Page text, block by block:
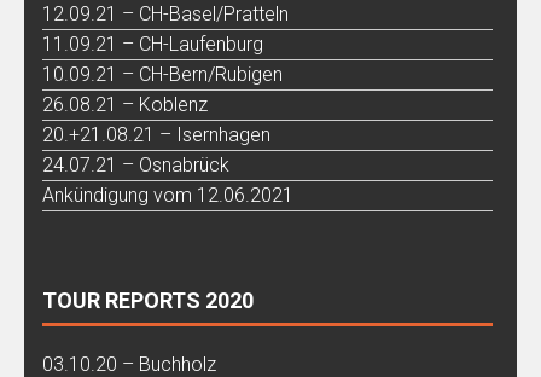
12.09.21 – CH-Basel/Pratteln
11.09.21 – CH-Laufenburg
10.09.21 – CH-Bern/Rubigen
26.08.21 – Koblenz
20.+21.08.21 – Isernhagen
24.07.21 – Osnabrück
Ankündigung vom 12.06.2021
TOUR REPORTS 2020
03.10.20 – Buchholz